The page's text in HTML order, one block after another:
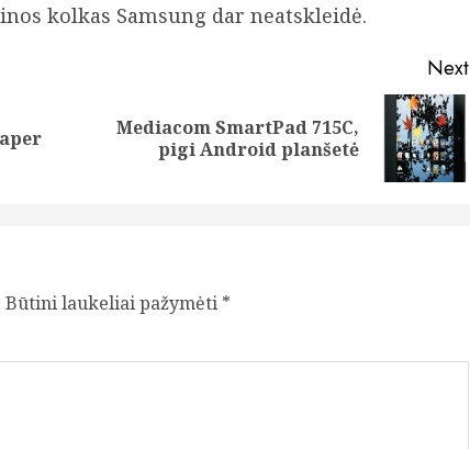
kolkas Samsung dar neatskleidė.
Previous
Next
NextMediacom SmartPad 715C,
pigi Android planšetė
Būtini laukeliai pažymėti *